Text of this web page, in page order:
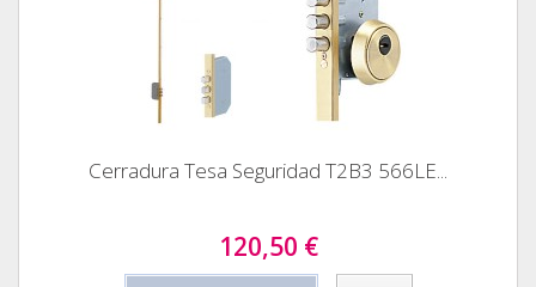
Cerradura Tesa Seguridad T2B3 566LE...
120,50 €